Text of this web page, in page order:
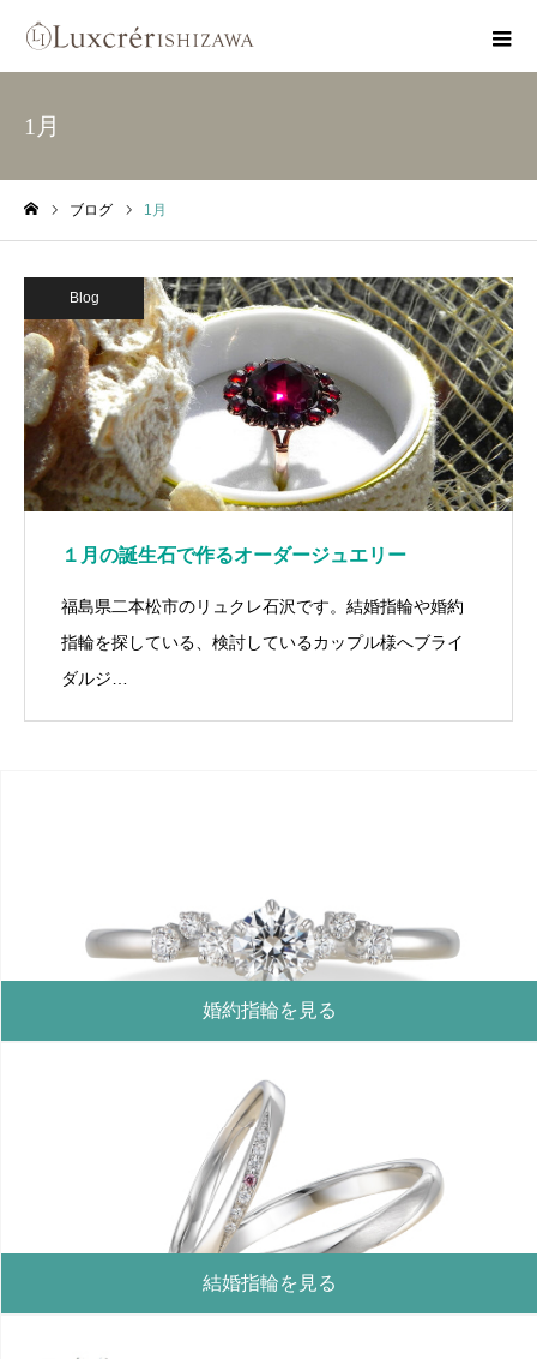
1月
ブログ 1月
Blog
１月の誕生石で作るオーダージュエリー
福島県二本松市のリュクレ石沢です。結婚指輪や婚約
指輪を探している、検討しているカップル様へブライ
ダルジ…
婚約指輪を見る
結婚指輪を見る